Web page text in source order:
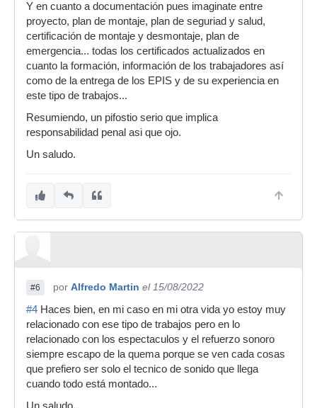
Y en cuanto a documentación pues imaginate entre
proyecto, plan de montaje, plan de seguriad y salud,
certificación de montaje y desmontaje, plan de
emergencia... todas los certificados actualizados en
cuanto la formación, información de los trabajadores así
como de la entrega de los EPIS y de su experiencia en
este tipo de trabajos...
Resumiendo, un pifostio serio que implica
responsabilidad penal asi que ojo.
Un saludo.
#6 por Alfredo Martin el 15/08/2022
#4 Haces bien, en mi caso en mi otra vida yo estoy muy
relacionado con ese tipo de trabajos pero en lo
relacionado con los espectaculos y el refuerzo sonoro
siempre escapo de la quema porque se ven cada cosas
que prefiero ser solo el tecnico de sonido que llega
cuando todo está montado...